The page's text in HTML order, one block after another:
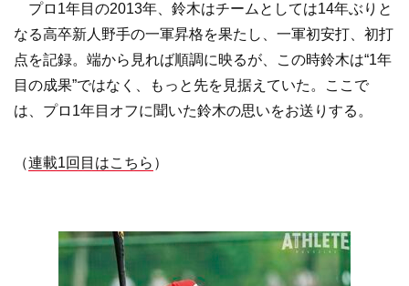
プロ1年目の2013年、鈴木はチームとしては14年ぶりと
なる高卒新人野手の一軍昇格を果たし、一軍初安打、初打
点を記録。端から見れば順調に映るが、この時鈴木は“1年
目の成果”ではなく、もっと先を見据えていた。ここで
は、プロ1年目オフに聞いた鈴木の思いをお送りする。
（連載1回目はこちら ）